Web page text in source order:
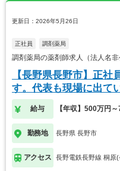
更新日：2026年5月26日
正社員 調剤薬局
調剤薬局の薬剤師求人（法人名
【長野県長野市】正
す。代表も現場に出て
給与 【年収】500万円
勤務地 長野県 長野市
アクセス 長野電鉄長野線 桐原(